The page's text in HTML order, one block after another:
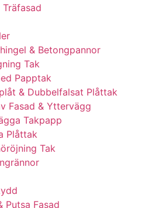
Träfasad
& Betongpannor
Tak
Papptak
& Dubbelfalsat Plåttak
Fasad & Yttervägg
Takpapp
Plåttak
Tak
Putsa Fasad